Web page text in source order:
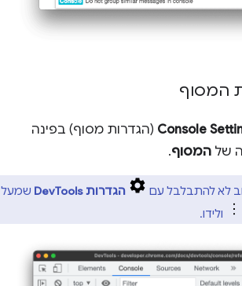
המסוף
Console (הגדרות מסוף) בפינה
של המסוף.
לא להתבלבל עם הגדרות DevTools
שמעל
ולידו.